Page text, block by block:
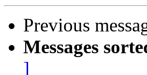
Previous
Messages
]